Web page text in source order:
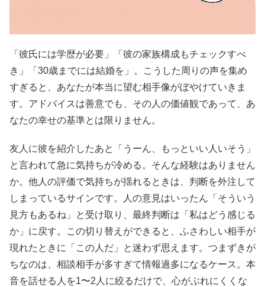
「彼氏には学歴が必要」「彼の家族構成もチェックすべ
き」「30歳までには結婚を」。こうした周りの声を集め
すぎると、あなたが本当に望む相手像がぼやけていきま
す。アドバイスは善意でも、その人の価値観であって、あ
なたの幸せの基準とは限りません。
友人に彼を紹介したあと「うーん、もっといい人いそう」
と言われて急に気持ちが冷める。そんな経験はありません
か。他人の評価で気持ちが揺れるときは、判断を外注して
しまっているサインです。人の意見はいったん「そういう
見方もあるね」と受け取り、最終判断は「私はどう感じる
か」に戻す。この切り替えができると、ふさわしい相手が
現れたときに「この人だ」と迷わず思えます。つまずきが
ちなのは、相談相手が多すぎて情報過多になるケース。本
音を話せる人を1〜2人に絞るだけで、心がぶれにくくな